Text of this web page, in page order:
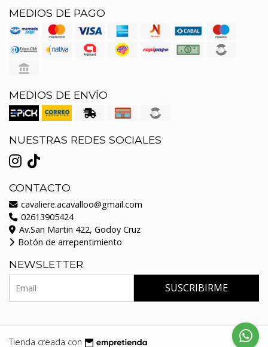
MEDIOS DE PAGO
MEDIOS DE ENVÍO
NUESTRAS REDES SOCIALES
CONTACTO
cavaliere.acavalloo@gmail.com
02613905424
Av.San Martin 422, Godoy Cruz
Botón de arrepentimiento
NEWSLETTER
SUSCRIBIRME
Tienda creada con